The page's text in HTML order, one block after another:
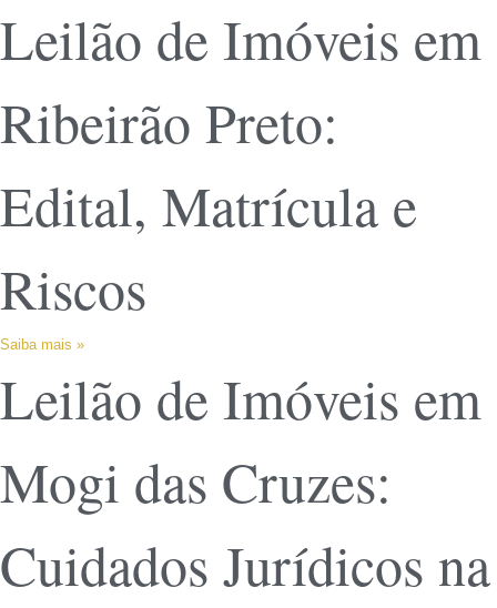
Leilão de Imóveis em
Ribeirão Preto:
Edital, Matrícula e
Riscos
Saiba mais »
Leilão de Imóveis em
Mogi das Cruzes:
Cuidados Jurídicos na